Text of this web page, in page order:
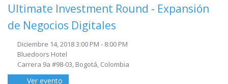
Ultimate Investment Round - Expansión
de Negocios Digitales
Diciembre 14, 2018 3:00 PM - 8:00 PM
Bluedoors Hotel
Carrera 9a #98-03, Bogotá, Colombia
Ver evento